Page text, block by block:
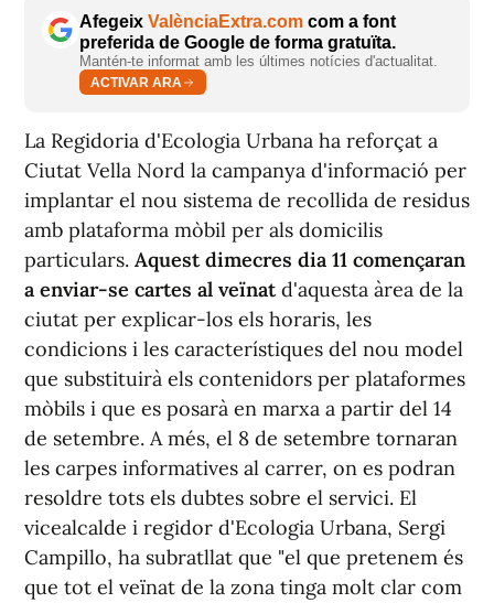
Afegeix ValènciaExtra.com com a font
preferida de Google de forma gratuïta.
Mantén-te informat amb les últimes notícies d'actualitat.
ACTIVAR ARA
La Regidoria d'Ecologia Urbana ha reforçat a
Ciutat Vella Nord la campanya d'informació per
implantar el nou sistema de recollida de residus
amb plataforma mòbil per als domicilis
particulars. Aquest dimecres dia 11 començaran
a enviar-se cartes al veïnatd'aquesta àrea de la
ciutat per explicar-los els horaris, les
condicions i les característiques del nou model
que substituirà els contenidors per plataformes
mòbils i que es posarà en marxa a partir del 14
de setembre. A més, el 8 de setembre tornaran
les carpes informatives al carrer, on es podran
resoldre tots els dubtes sobre el servici. El
vicealcalde i regidor d'Ecologia Urbana, Sergi
Campillo, ha subratllat que "el que pretenem és
que tot el veïnat de la zona tinga molt clar com